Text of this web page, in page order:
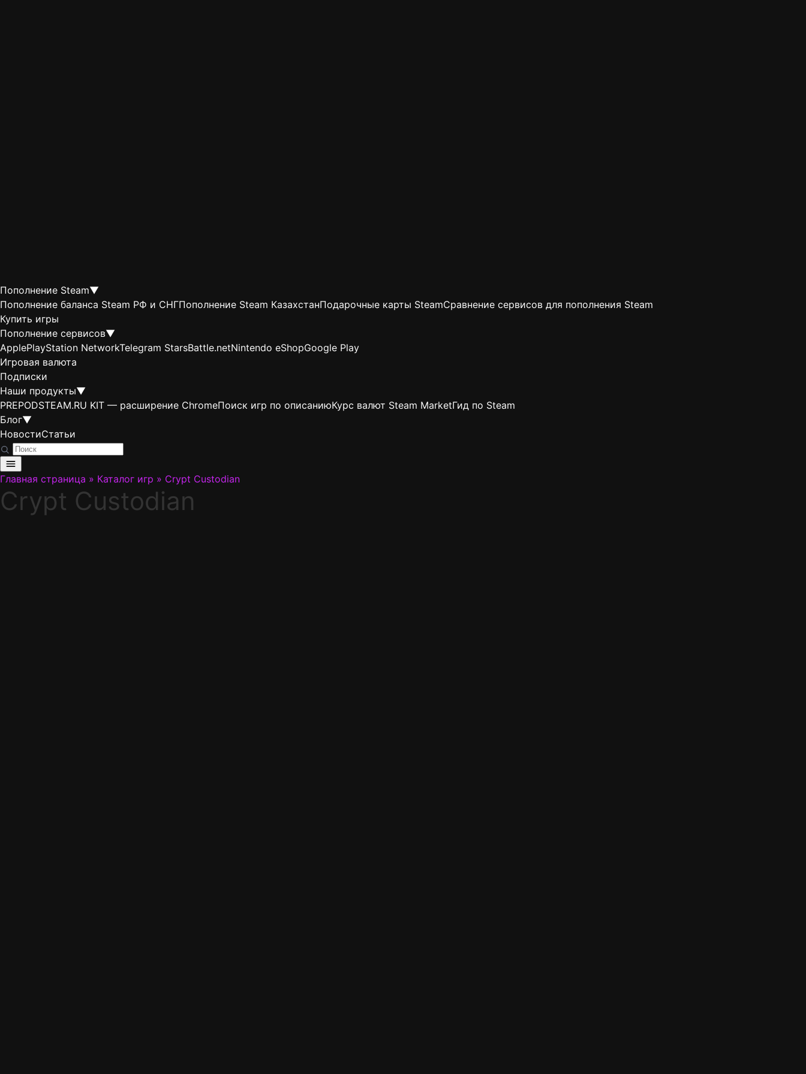
Пополнение Steam▼
Пополнение баланса Steam РФ и СНГПополнение Steam КазахстанПодарочные карты SteamСравнение сервисов для пополнения Steam
Купить игры
Пополнение сервисов▼
ApplePlayStation NetworkTelegram StarsBattle.netNintendo eShopGoogle Play
Игровая валюта
Подписки
Наши продукты▼
PREPODSTEAM.RU KIT — расширение ChromeПоиск игр по описаниюКурс валют Steam MarketГид по Steam
Блог▼
НовостиСтатьи
Главная страница » Каталог игр » Crypt Custodian
Crypt Custodian